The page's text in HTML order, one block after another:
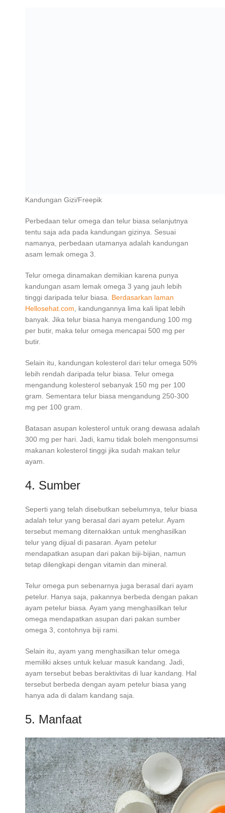
Kandungan Gizi/Freepik
Perbedaan telur omega dan telur biasa selanjutnya
tentu saja ada pada kandungan gizinya. Sesuai
namanya, perbedaan utamanya adalah kandungan
asam lemak omega 3.
Telur omega dinamakan demikian karena punya
kandungan asam lemak omega 3 yang jauh lebih
tinggi daripada telur biasa. Berdasarkan laman
Hellosehat.com , kandungannya lima kali lipat lebih
banyak. Jika telur biasa hanya mengandung 100 mg
per butir, maka telur omega mencapai 500 mg per
butir.
Selain itu, kandungan kolesterol dari telur omega 50%
lebih rendah daripada telur biasa. Telur omega
mengandung kolesterol sebanyak 150 mg per 100
gram. Sementara telur biasa mengandung 250-300
mg per 100 gram.
Batasan asupan kolesterol untuk orang dewasa adalah
300 mg per hari. Jadi, kamu tidak boleh mengonsumsi
makanan kolesterol tinggi jika sudah makan telur
ayam.
4. Sumber
Seperti yang telah disebutkan sebelumnya, telur biasa
adalah telur yang berasal dari ayam petelur. Ayam
tersebut memang diternakkan untuk menghasilkan
telur yang dijual di pasaran. Ayam petelur
mendapatkan asupan dari pakan biji-bijian, namun
tetap dilengkapi dengan vitamin dan mineral.
Telur omega pun sebenarnya juga berasal dari ayam
petelur. Hanya saja, pakannya berbeda dengan pakan
ayam petelur biasa. Ayam yang menghasilkan telur
omega mendapatkan asupan dari pakan sumber
omega 3, contohnya biji rami.
Selain itu, ayam yang menghasilkan telur omega
memiliki akses untuk keluar masuk kandang. Jadi,
ayam tersebut bebas beraktivitas di luar kandang. Hal
tersebut berbeda dengan ayam petelur biasa yang
hanya ada di dalam kandang saja.
5. Manfaat